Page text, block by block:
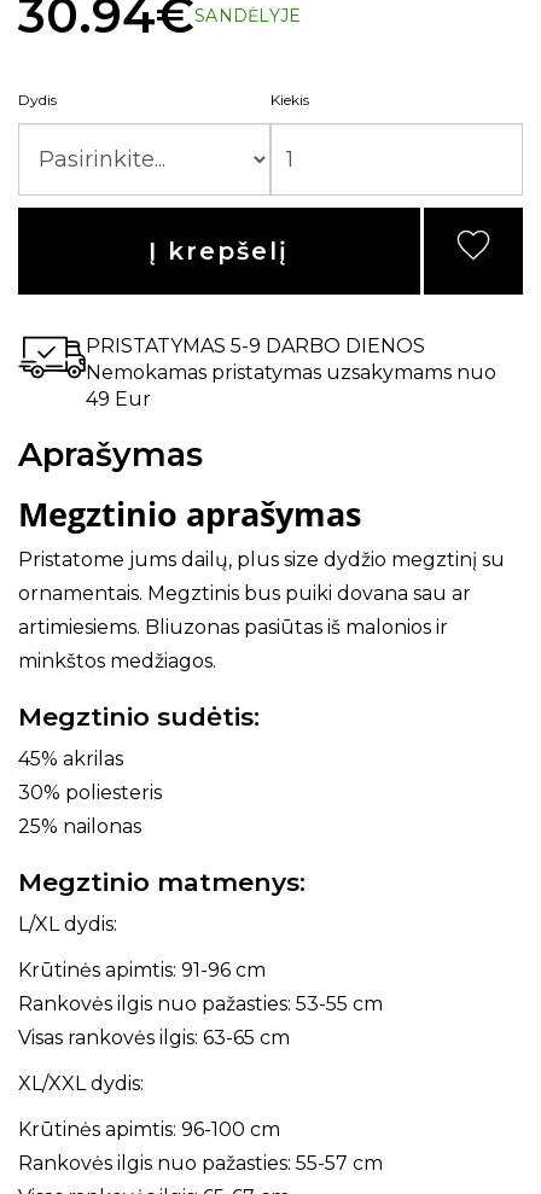
30.94€SANDĖLYJE
Dydis Kiekis
Į krepšelį
PRISTATYMAS 5-9 DARBO DIENOS
Nemokamas pristatymas uzsakymams nuo
49 Eur
Aprašymas
Megztinio aprašymas
Pristatome jums dailų, plus size dydžio megztinį su
ornamentais. Megztinis bus puiki dovana sau ar
artimiesiems. Bliuzonas pasiūtas iš malonios ir
minkštos medžiagos.
Megztinio sudėtis:
45% akrilas
30% poliesteris
25% nailonas
Megztinio matmenys:
L/XL dydis:
Krūtinės apimtis: 91-96 cm
Rankovės ilgis nuo pažasties: 53-55 cm
Visas rankovės ilgis: 63-65 cm
XL/XXL dydis:
Krūtinės apimtis: 96-100 cm
Rankovės ilgis nuo pažasties: 55-57 cm